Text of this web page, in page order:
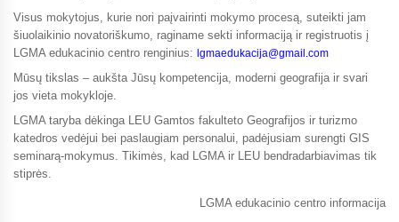
Visus mokytojus, kurie nori paįvairinti mokymo procesą, suteikti jam
šiuolaikinio novatoriškumo, raginame sekti informaciją ir registruotis į
LGMA edukacinio centro renginius: lgmaedukacija@gmail.com
Mūsų tikslas – aukšta Jūsų kompetencija, moderni geografija ir svari
jos vieta mokykloje.
LGMA taryba dėkinga LEU Gamtos fakulteto Geografijos ir turizmo
katedros vedėjui bei paslaugiam personalui, padėjusiam surengti GIS
seminarą-mokymus. Tikimės, kad LGMA ir LEU bendradarbiavimas tik
stiprės.
LGMA edukacinio centro informacija